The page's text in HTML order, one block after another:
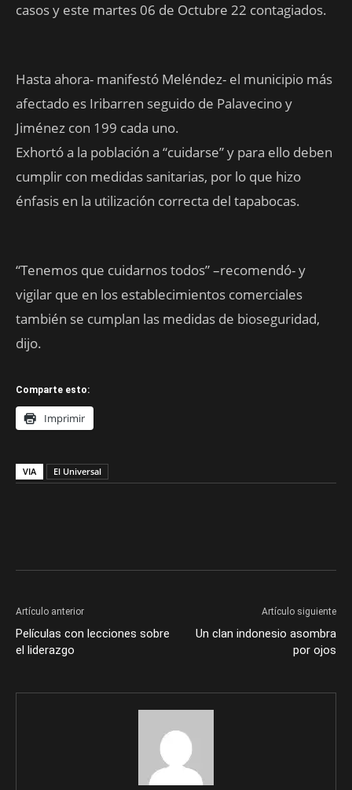
casos y este martes 06 de Octubre 22 contagiados.
Hasta ahora- manifestó Meléndez- el municipio más
afectado es Iribarren seguido de Palavecino y
Jiménez con 199 cada uno.
Exhortó a la población a “cuidarse” y para ello deben
cumplir con medidas sanitarias, por lo que hizo
énfasis en la utilización correcta del tapabocas.
“Tenemos que cuidarnos todos” –recomendó- y
vigilar que en los establecimientos comerciales
también se cumplan las medidas de bioseguridad,
dijo.
Comparte esto:
Imprimir
VIA El Universal
Artículo anterior
Películas con lecciones sobre
el liderazgo
Artículo siguiente
Un clan indonesio asombra
por ojos